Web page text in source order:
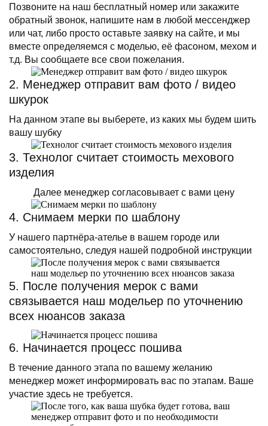
Позвоните на наш бесплатный номер или закажите
обратный звонок, напишите нам в любой мессенджер
или чат, либо просто оставьте заявку на сайте, и мы
вместе определяемся с моделью, её фасоном, мехом и
т.д. Вы сообщаете все свои пожелания.
2. Менеджер отправит вам фото / видео
шкурок
На данном этапе вы выберете, из каких мы будем шить
вашу шубку
3. Технолог считает стоимость мехового
изделия
Далее менеджер согласовывает с вами цену
4. Снимаем мерки по шаблону
У нашего партнёра-ателье в вашем городе или
самостоятельно, следуя нашей подробной инструкции
5. После получения мерок с вами
связывается наш модельер по уточнению
всех нюансов заказа
6. Начинается процесс пошива
В течение данного этапа по вашему желанию
менеджер может информировать вас по этапам. Ваше
участие здесь не требуется.